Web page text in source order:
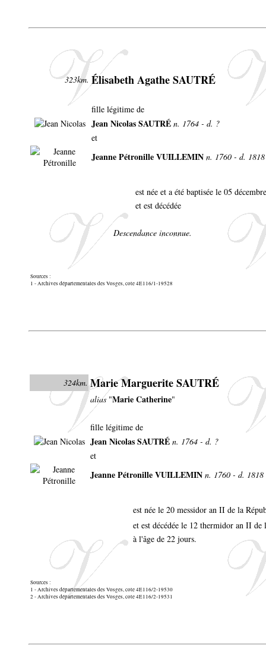
323km. Élisabeth Agathe SAUTRÉ
fille légitime de
Jean Nicolas SAUTRÉ n. 1764 - d. ?
et
Jeanne Pétronille VUILLEMIN n. 1760 - d. 1818
est née et a été baptisée le 05
et est décédée
Descendance inconnue.
Sources :
1 - Archives départementales des Vosges, cote 4E116/1-19528
324km. Marie Marguerite SAUTRÉ
alias "Marie Catherine"
fille légitime de
Jean Nicolas SAUTRÉ n. 1764 - d. ?
et
Jeanne Pétronille VUILLEMIN n. 1760 - d. 1818
est née le 20 messidor an II de la
et est décédée le 12 thermidor an II
à l'âge de 22 jours.
Sources :
1 - Archives départementales des Vosges, cote 4E116/2-19530
2 - Archives départementales des Vosges, cote 4E116/2-19531